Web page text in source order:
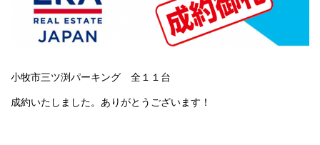
小牧市三ツ渕パーキング 全１１台
成約いたしました。ありがとうございます！